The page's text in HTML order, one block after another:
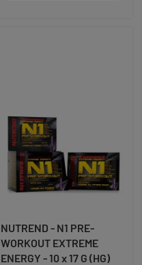
NUTREND - N1 PRE-
WORKOUT EXTREME
ENERGY - 10 x 17 G (HG)